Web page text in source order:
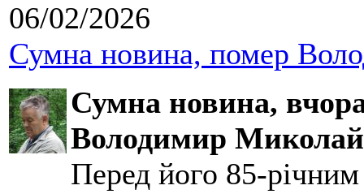
06/02/2026
Сумна новина, помер
Сумна новина,
Володимир
Перед його 85-